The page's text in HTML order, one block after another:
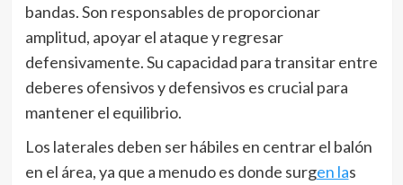
bandas. Son responsables de proporcionar
amplitud, apoyar el ataque y regresar
defensivamente. Su capacidad para transitar entre
deberes ofensivos y defensivos es crucial para
mantener el equilibrio.
Los laterales deben ser hábiles en centrar el balón
en el área, ya que a menudo es donde surgen las